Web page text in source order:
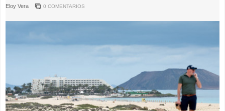
Eloy Vera 0 COMENTARIOS